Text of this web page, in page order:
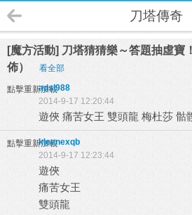
刀塔傳奇
[魔方活動] 刀塔猜猜樂～答題抽虛寶
佈）
看全部
點擊重新加載
adsl988
2014-9-17 12:20:44
遊俠 痛苦女王 雙頭龍 梅杜莎 骷
點擊重新加載kleenexqb
2014-9-17 12:23:44
遊俠
痛苦女王
雙頭龍